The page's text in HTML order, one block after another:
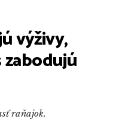
výživy,
raňajok.